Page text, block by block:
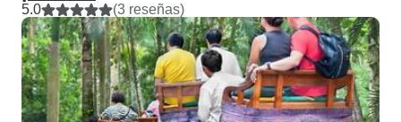
5.0 (3 reseñas)